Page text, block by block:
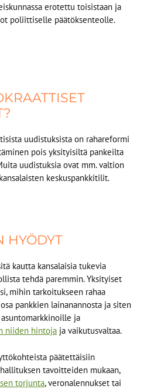
erotettu toisistaan ja
poliittiselle päätöksenteolle.
uudistuksista on rahareformi
pois yksityisiltä pankeilta
uudistuksia ovat mm. valtion
keskuspankkitilit.
HYÖDYT
kautta kansalaisia tukevia
tehdä paremmin. Yksityiset
mihin tarkoitukseen rahaa
pankkien lainanannosta ja siten
ja
niiden hintoja ja vaikutusvaltaa.
päätettäisiin
tavoitteiden mukaan,
torjunta, veronalennukset tai